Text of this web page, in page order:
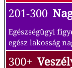
201-300
Egészségügyi
egész lakosság
300+